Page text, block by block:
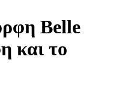
Belle
και το